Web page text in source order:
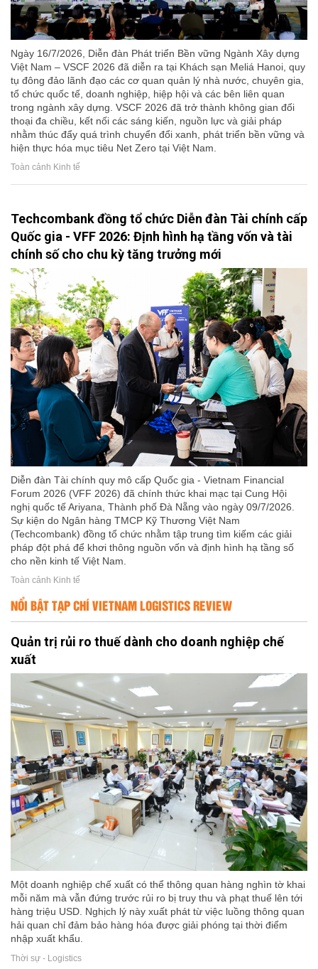
Ngày 16/7/2026, Diễn đàn Phát triển Bền vững Ngành Xây dựng
Việt Nam – VSCF 2026 đã diễn ra tại Khách sạn Meliá Hanoi, quy
tụ đông đảo lãnh đạo các cơ quan quản lý nhà nước, chuyên gia,
tổ chức quốc tế, doanh nghiệp, hiệp hội và các bên liên quan
trong ngành xây dựng. VSCF 2026 đã trở thành không gian đối
thoại đa chiều, kết nối các sáng kiến, nguồn lực và giải pháp
nhằm thúc đẩy quá trình chuyển đổi xanh, phát triển bền vững và
hiện thực hóa mục tiêu Net Zero tại Việt Nam.
Toàn cảnh Kinh tế
Techcombank đồng tổ chức Diễn đàn Tài chính cấp
Quốc gia - VFF 2026: Định hình hạ tầng vốn và tài
chính số cho chu kỳ tăng trưởng mới
Diễn đàn Tài chính quy mô cấp Quốc gia - Vietnam Financial
Forum 2026 (VFF 2026) đã chính thức khai mạc tại Cung Hội
nghị quốc tế Ariyana, Thành phố Đà Nẵng vào ngày 09/7/2026.
Sự kiện do Ngân hàng TMCP Kỹ Thương Việt Nam
(Techcombank) đồng tổ chức nhằm tập trung tìm kiếm các giải
pháp đột phá để khơi thông nguồn vốn và định hình hạ tầng số
cho nền kinh tế Việt Nam.
Toàn cảnh Kinh tế
NỔI BẬT TẠP CHÍ VIETNAM LOGISTICS REVIEW
Quản trị rủi ro thuế dành cho doanh nghiệp chế
xuất
Một doanh nghiệp chế xuất có thể thông quan hàng nghìn tờ khai
mỗi năm mà vẫn đứng trước rủi ro bị truy thu và phạt thuế lên tới
hàng triệu USD. Nghịch lý này xuất phát từ việc luồng thông quan
hải quan chỉ đảm bảo hàng hóa được giải phóng tại thời điểm
nhập xuất khẩu.
Thời sự - Logistics